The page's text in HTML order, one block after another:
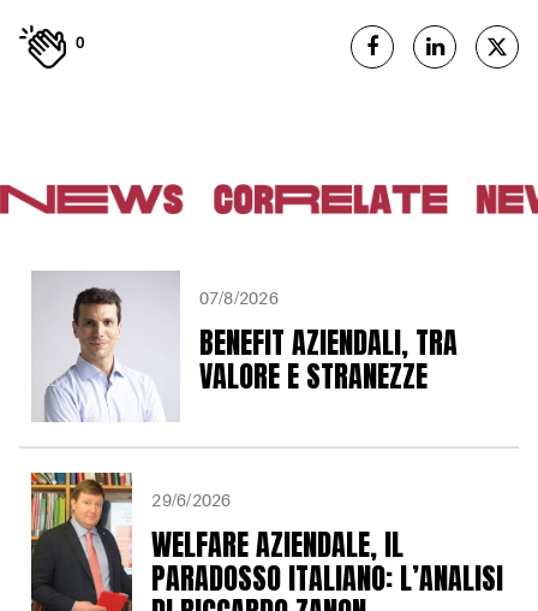
0
07/8/2026
BENEFIT AZIENDALI, TRA
VALORE E STRANEZZE
29/6/2026
WELFARE AZIENDALE, IL
PARADOSSO ITALIANO: L’ANALISI